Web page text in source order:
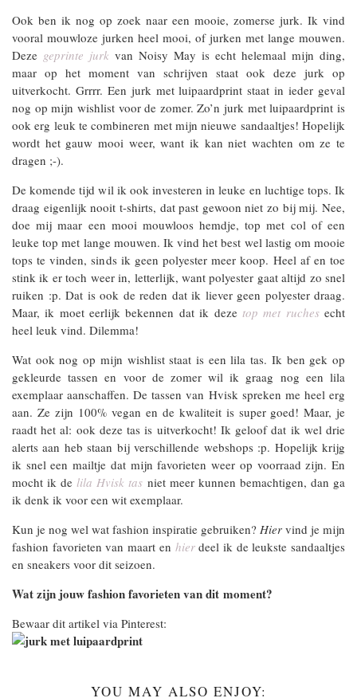
Ook ben ik nog op zoek naar een mooie, zomerse jurk. Ik vind
vooral mouwloze jurken heel mooi, of jurken met lange mouwen.
Deze geprinte jurk van Noisy May is echt helemaal mijn ding,
maar op het moment van schrijven staat ook deze jurk op
uitverkocht. Grrrr. Een jurk met luipaardprint staat in ieder geval
nog op mijn wishlist voor de zomer. Zo’n jurk met luipaardprint is
ook erg leuk te combineren met mijn nieuwe sandaaltjes! Hopelijk
wordt het gauw mooi weer, want ik kan niet wachten om ze te
dragen ;-).
De komende tijd wil ik ook investeren in leuke en luchtige tops. Ik
draag eigenlijk nooit t-shirts, dat past gewoon niet zo bij mij. Nee,
doe mij maar een mooi mouwloos hemdje, top met col of een
leuke top met lange mouwen. Ik vind het best wel lastig om mooie
tops te vinden, sinds ik geen polyester meer koop. Heel af en toe
stink ik er toch weer in, letterlijk, want polyester gaat altijd zo snel
ruiken :p. Dat is ook de reden dat ik liever geen polyester draag.
Maar, ik moet eerlijk bekennen dat ik deze top met ruchesecht
heel leuk vind. Dilemma!
Wat ook nog op mijn wishlist staat is een lila tas. Ik ben gek op
gekleurde tassen en voor de zomer wil ik graag nog een lila
exemplaar aanschaffen. De tassen van Hvisk spreken me heel erg
aan. Ze zijn 100% vegan en de kwaliteit is super goed! Maar, je
raadt het al: ook deze tas is uitverkocht! Ik geloof dat ik wel drie
alerts aan heb staan bij verschillende webshops :p. Hopelijk krijg
ik snel een mailtje dat mijn favorieten weer op voorraad zijn. En
mocht ik de lila Hvisk tas niet meer kunnen bemachtigen, dan ga
ik denk ik voor een wit exemplaar.
Kun je nog wel wat fashion inspiratie gebruiken? Hier vind je mijn
fashion favorieten van maart en hierdeel ik de leukste sandaaltjes
en sneakers voor dit seizoen.
Wat zijn jouw fashion favorieten van dit moment?
Bewaar dit artikel via Pinterest:
YOU MAY ALSO ENJOY: